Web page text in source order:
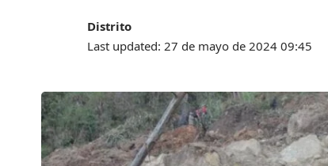
Last updated: 27 de mayo de 2024 09:45
Distrito